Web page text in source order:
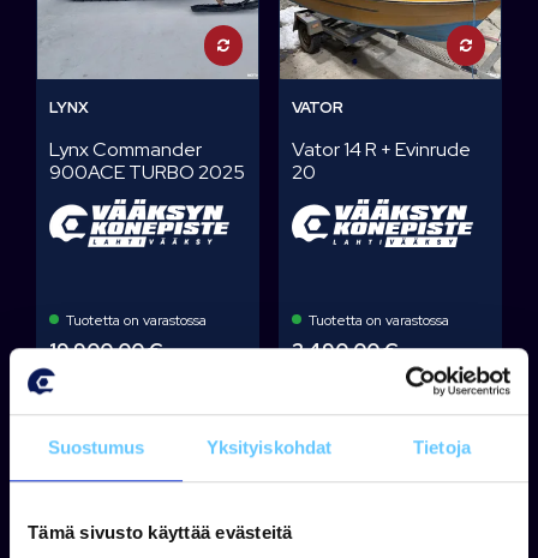
Suostumus Yksityiskohdat Tietoja
Tämä sivusto käyttää evästeitä
LYNX
Lynx Commander
900ACE TURBO 2025
Tuotetta on varastossa
19 900,00 €
VATOR
Vator 14 R + Evinrude
20
Tuotetta on varastossa
2 490,00 €
Tarjouspyyntö